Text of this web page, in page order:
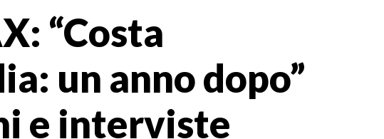
“Costa
un anno dopo”
e interviste